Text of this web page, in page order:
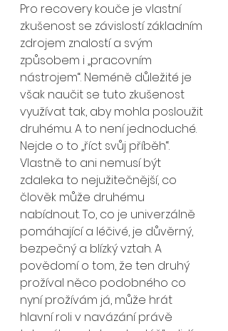
Pro recovery kouče je vlastní
zkušenost se závislostí základním
zdrojem znalostí a svým
způsobem i „pracovním
nástrojem“. Neméně důležité je
však naučit se tuto zkušenost
využívat tak, aby mohla posloužit
druhému. A to není jednoduché.
Nejde o to „říct svůj příběh“.
Vlastně to ani nemusí být
zdaleka to nejužitečnější, co
člověk může druhému
nabídnout. To, co je univerzálně
pomáhající a léčivé, je důvěrný,
bezpečný a blízký vztah. A
povědomí o tom, že ten druhý
prožíval něco podobného co
nyní prožívám já, může hrát
hlavní roli v navázání právě